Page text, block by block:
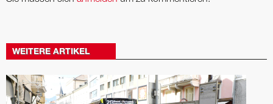
WEITERE ARTIKEL